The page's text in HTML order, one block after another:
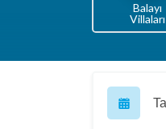
Balayı
Villaları